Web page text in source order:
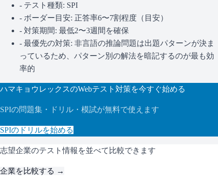
- テスト種類: SPI
- ボーダー目安: 正答率6〜7割程度（目安）
- 対策期間: 最低2〜3週間を確保
- 最優先の対策: 非言語の推論問題は出題パターンが決ま
っているため、パターン別の解法を暗記するのが最も効
率的
ハマキョウレックスのWebテスト対策を今すぐ始める
SPIの問題集・ドリル・模試が無料で使えます
SPIのドリルを始める
志望企業のテスト情報を並べて比較できます
企業を比較する →